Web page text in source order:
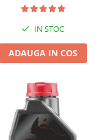
IN STOC
ADAUGA IN COS